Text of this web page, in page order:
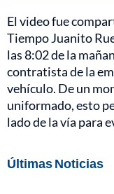
El video fue
Tiempo Juanito
las 8:02 de la
contratista de la
vehículo. De un
uniformado, esto
lado de la vía para
Últimas Noticias